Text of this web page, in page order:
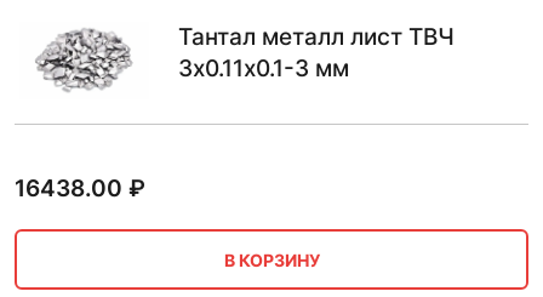
Тантал металл лист ТВЧ
3х0.11х0.1-3 мм
16438.00 ₽
В КОРЗИНУ